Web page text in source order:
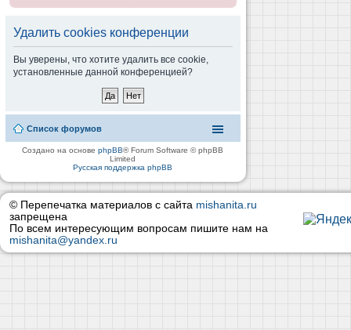
Удалить cookies конференции
Вы уверены, что хотите удалить все cookie,
установленные данной конференцией?
Список форумов
Создано на основеphpBB® Forum Software © phpBB
Limited
Русская поддержка phpBB
© Перепечатка материалов с сайта mishanita.ru
запрещена
По всем интересующим вопросам пишите нам на
mishanita@yandex.ru